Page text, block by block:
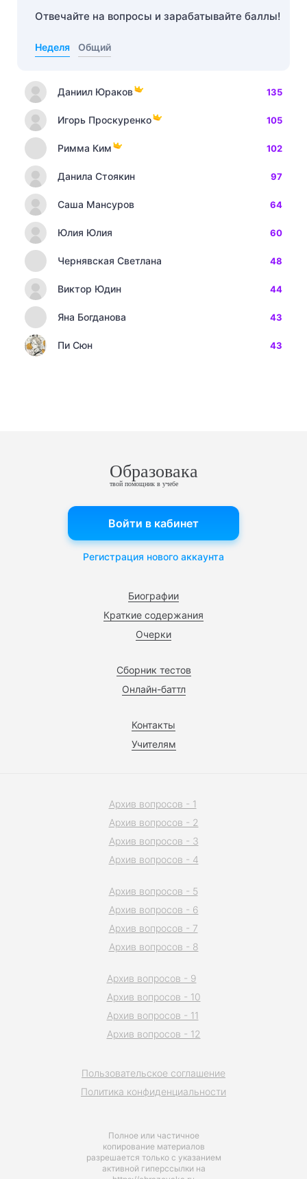
Отвечайте на вопросы и зарабатывайте баллы!
Неделя Общий
Даниил Юраков 135
Игорь Проскуренко 105
Римма Ким 102
Данила Стоякин 97
Саша Мансуров 64
Юлия Юлия 60
Чернявская Светлана 48
Виктор Юдин 44
Яна Богданова 43
Пи Сюн 43
Образовака
твой помощник в учебе
Биографии
Краткие содержания
Очерки
Сборник тестов
Онлайн-баттл
Контакты
Учителям
Войти в кабинет
Регистрация нового аккаунта
Полное или частичное
копирование материалов
разрешается только с указанием
активной гиперссылки на
Пользовательское соглашение
Политика конфиденциальности
Архив вопросов - 1
Архив вопросов - 2
Архив вопросов - 3
Архив вопросов - 4
Архив вопросов - 5
Архив вопросов - 6
Архив вопросов - 7
Архив вопросов - 8
Архив вопросов - 9
Архив вопросов - 10
Архив вопросов - 11
Архив вопросов - 12